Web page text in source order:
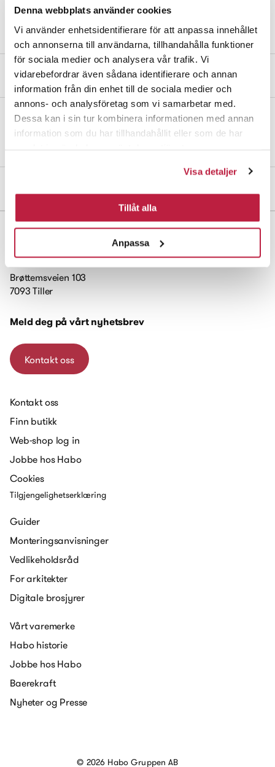
Denna webbplats använder cookies
Vi använder enhetsidentifierare för att anpassa innehållet
och annonserna till användarna, tillhandahålla funktioner
för sociala medier och analysera vår trafik. Vi
vidarebefordrar även sådana identifierare och annan
information från din enhet till de sociala medier och
annons- och analysföretag som vi samarbetar med.
Dessa kan i sin tur kombinera informationen med annan
information som du har tillhandahållit eller som de har
Visa detaljer
Tillåt alla
Anpassa
Produktbeskrivelse
Festeplate av stål for snap-in-hengsler. Skruer følger med. 2 stk. per
pakke.
Brøttemsveien 103
7093 Tiller
Meld deg på vårt nyhetsbrev
Kontakt oss
Kontakt oss
Finn butikk
Web-shop log in
Jobbe hos Habo
Cookies
Tilgjengelighetserklæring
Guider
Monteringsanvisninger
Vedlikeholdsråd
For arkitekter
Digitale brosjyrer
Vårt varemerke
Habo historie
Jobbe hos Habo
Baerekraft
Nyheter og Presse
© 2026 Habo Gruppen AB